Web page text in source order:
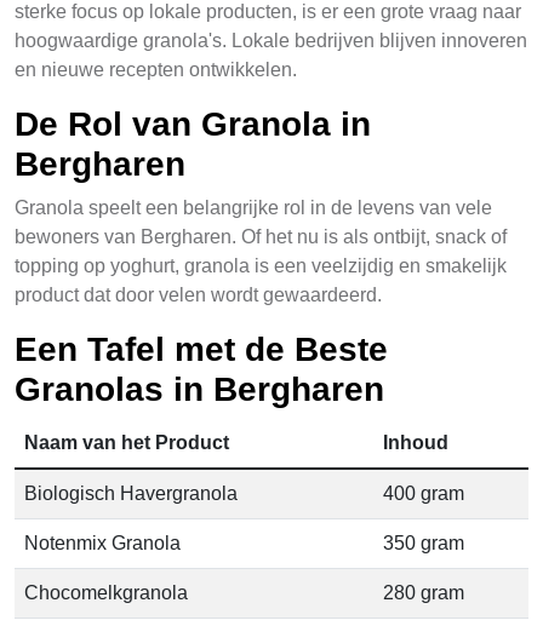
sterke focus op lokale producten, is er een grote vraag naar
hoogwaardige granola's. Lokale bedrijven blijven innoveren
en nieuwe recepten ontwikkelen.
De Rol van Granola in
Bergharen
Granola speelt een belangrijke rol in de levens van vele
bewoners van Bergharen. Of het nu is als ontbijt, snack of
topping op yoghurt, granola is een veelzijdig en smakelijk
product dat door velen wordt gewaardeerd.
Een Tafel met de Beste
Granolas in Bergharen
Naam van het Product Inhoud
Biologisch Havergranola 400 gram
Notenmix Granola 350 gram
Chocomelkgranola 280 gram